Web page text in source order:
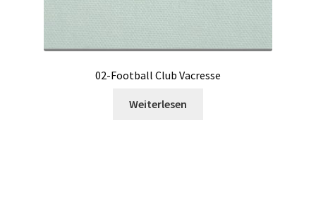
02-Football Club Vacresse
Weiterlesen